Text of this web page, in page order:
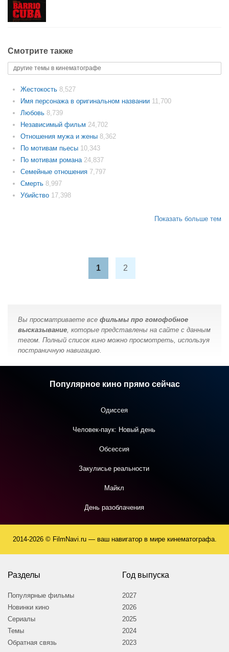
Смотрите также
другие темы в кинематографе
Жестокость 8,527
Имя персонажа в оригинальном названии 11,700
Любовь 8,739
Независимый фильм 24,702
Отношения мужа и жены 8,362
По мотивам пьесы 10,343
По мотивам романа 24,837
Семейные отношения 7,797
Смерть 8,997
Убийство 17,398
Показать больше тем
1 2
Вы просматриваете все фильмы про гомофобное
высказывание, которые представлены на сайте с данным
тегом. Полный список кино можно просмотреть, используя
постраничную навигацию.
Популярное кино прямо сейчас
Одиссея
Человек-паук: Новый день
Обсессия
Закулисье реальности
Майкл
День разоблачения
2014-2026 © FilmNavi.ru — ваш навигатор в мире кинематографа.
Разделы
Популярные фильмы
Новинки кино
Сериалы
Темы
Обратная связь
Год выпуска
2027
2026
2025
2024
2023